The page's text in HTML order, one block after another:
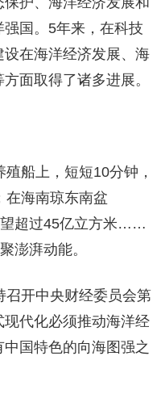
国。5年来，在科技
在海洋经济发展、海
面取得了诸多进展。
船上，短短10分钟，
在海南琼东南盆
望超过45亿立方米……
澎湃动能。
召开中央财经委员会第
代化必须推动海洋经
国特色的向海图强之